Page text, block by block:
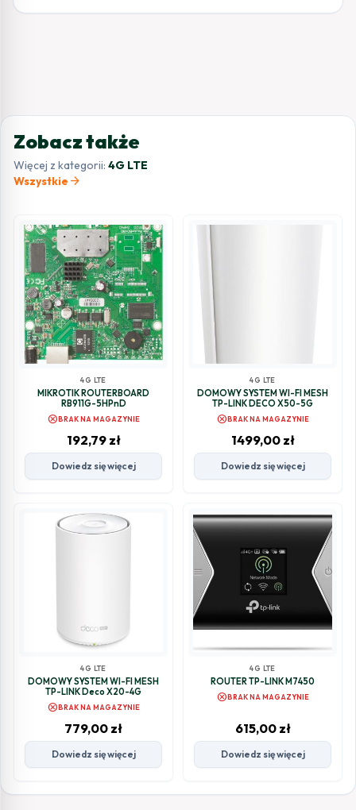
Zobacz także
Więcej z kategorii: 4G LTE
Wszystkie arrow_forward
4G LTE
MIKROTIK ROUTERBOARD
RB911G-5HPnD
cancelBRAK NA MAGAZYNIE
192,79 zł
Dowiedz się więcej
4G LTE
DOMOWY SYSTEM WI-FI MESH
TP-LINK DECO X50-5G
cancelBRAK NA MAGAZYNIE
1499,00 zł
Dowiedz się więcej
4G LTE
DOMOWY SYSTEM WI-FI MESH
TP-LINK Deco X20-4G
cancelBRAK NA MAGAZYNIE
779,00 zł
Dowiedz się więcej
4G LTE
ROUTER TP-LINK M7450
cancelBRAK NA MAGAZYNIE
615,00 zł
Dowiedz się więcej